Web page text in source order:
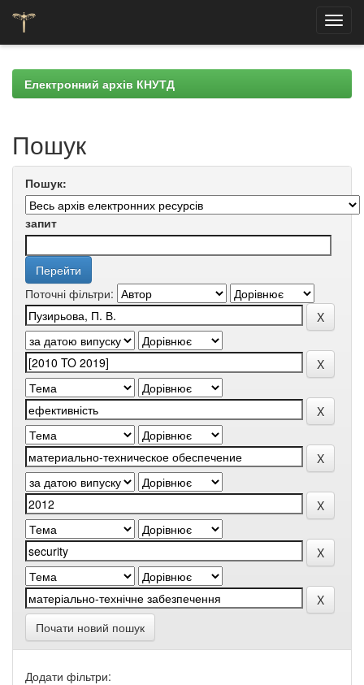
navigationЕлектронний архів КНУТД
Пошук
Пошук:
запит
Поточні фільтри:
Почати новий пошук
Додати фільтри: